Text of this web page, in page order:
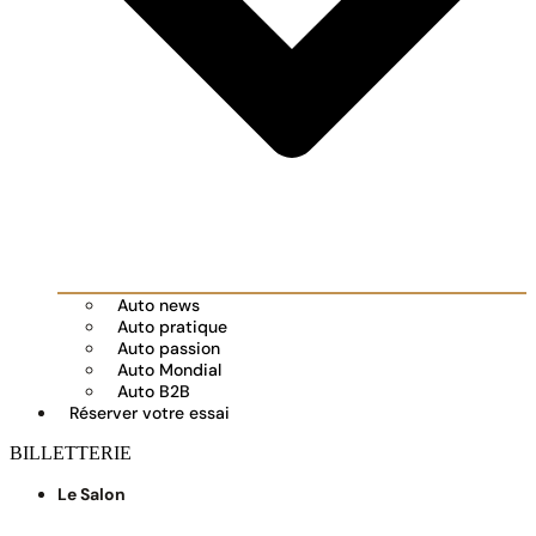
Auto news
Auto pratique
Auto passion
Auto Mondial
Auto B2B
Réserver votre essai
BILLETTERIE
Le Salon